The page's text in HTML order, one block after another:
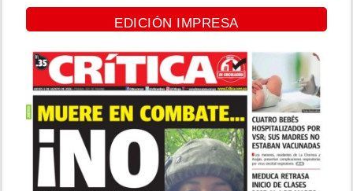
EDICIÓN IMPRESA